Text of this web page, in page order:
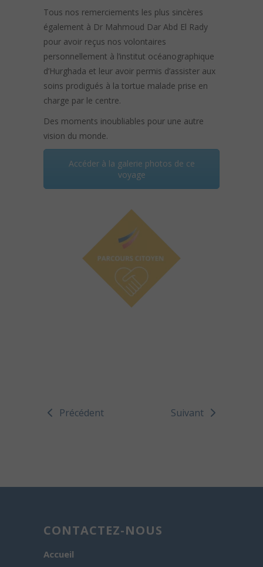
Tous nos remerciements les plus sincères
également à Dr Mahmoud Dar Abd El Rady
pour avoir reçus nos volontaires
personnellement à l’institut océanographique
d’Hurghada et leur avoir permis d’assister aux
soins prodigués à la tortue malade prise en
charge par le centre.
Des moments inoubliables pour une autre
vision du monde.
Accéder à la galerie photos de ce
voyage
Précédent Suivant
CONTACTEZ-NOUS
Accueil